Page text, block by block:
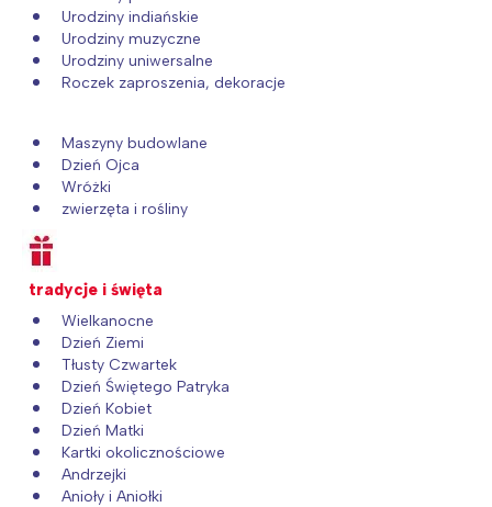
Urodziny indiańskie
Urodziny muzyczne
Urodziny uniwersalne
Roczek zaproszenia, dekoracje
Maszyny budowlane
Dzień Ojca
Wróżki
zwierzęta i rośliny
tradycje i święta
Wielkanocne
Dzień Ziemi
Tłusty Czwartek
Dzień Świętego Patryka
Dzień Kobiet
Dzień Matki
Kartki okolicznościowe
Andrzejki
Anioły i Aniołki